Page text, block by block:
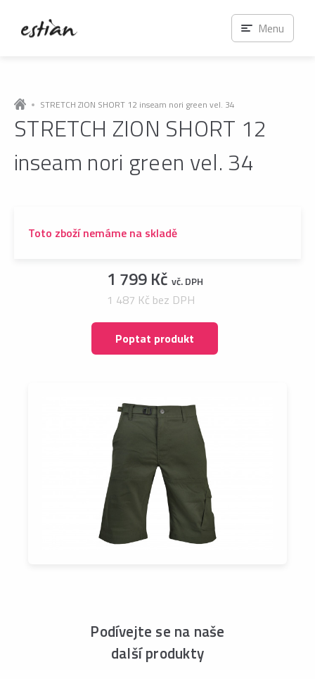
STRETCH ZION SHORT 12 inseam nori green vel. 34
STRETCH ZION SHORT 12
inseam nori green vel. 34
Toto zboží nemáme na skladě
1 799 Kč vč. DPH
1 487 Kč bez DPH
Poptat produkt
Podívejte se na naše
další produkty
Menu